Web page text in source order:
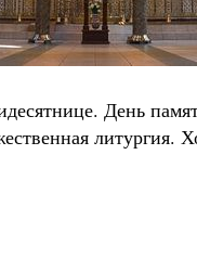
День
литургия.